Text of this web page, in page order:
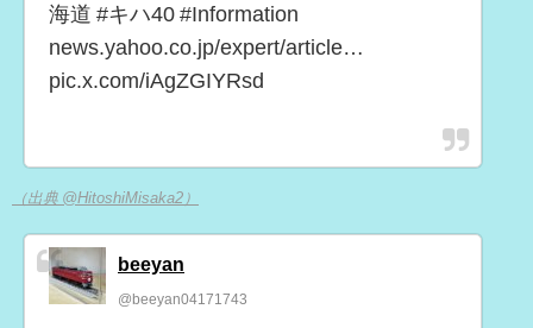
海道 #キハ40 #Information
news.yahoo.co.jp/expert/article…
pic.x.com/iAgZGIYRsd
（出典 @HitoshiMisaka2）
beeyan
@beeyan04171743